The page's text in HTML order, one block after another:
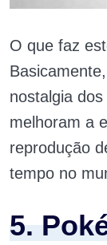
O que faz
nostalgia
melhoram a
reprodução
tempo no
5.